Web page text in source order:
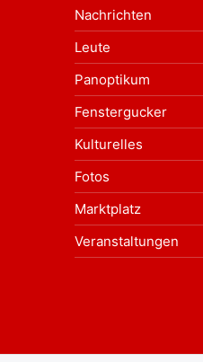
Nachrichten
Leute
Panoptikum
Fenstergucker
Kulturelles
Fotos
Marktplatz
Veranstaltungen